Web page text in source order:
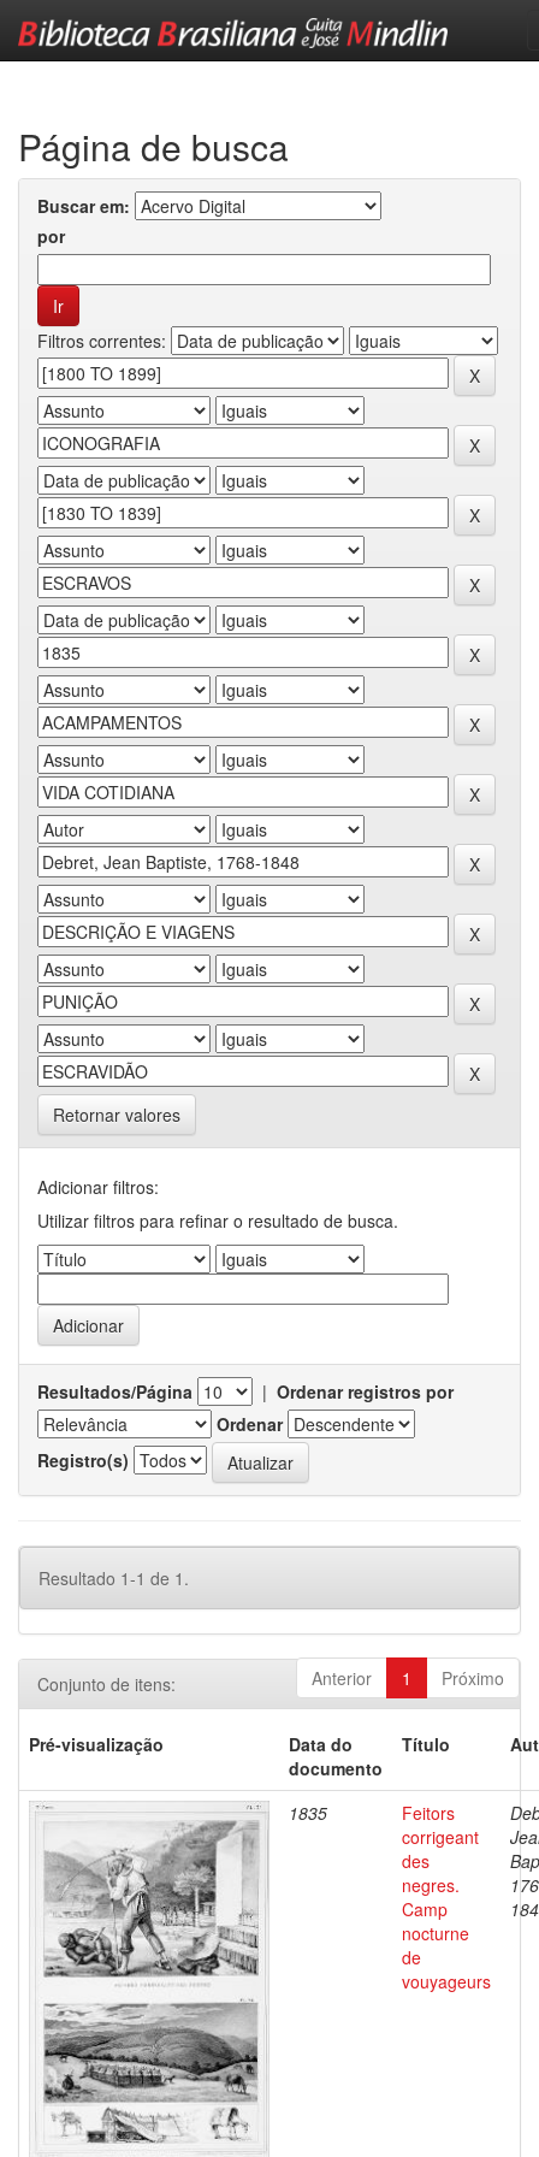
Página de busca
Buscar em:
por
Filtros correntes:
Retornar valores
Adicionar filtros:
Utilizar filtros para refinar o resultado de busca.
Resultados/Página | Ordenar registros por
Ordenar
Registro(s)
Resultado 1-1 de 1.
Anterior 1 Próximo
Conjunto de itens:
Pré-visualização
Data do
documento
Título
1835
Feitors
corrigeant
des
negres.
Camp
nocturne
de
vouyageurs